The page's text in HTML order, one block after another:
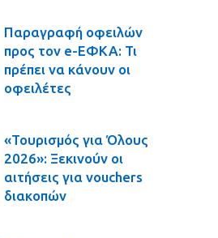
Παραγραφή οφειλών
προς τον e-ΕΦΚΑ: Τι
πρέπει να κάνουν οι
οφειλέτες
«Τουρισμός για Όλους
2026»: Ξεκινούν οι
αιτήσεις για vouchers
διακοπών